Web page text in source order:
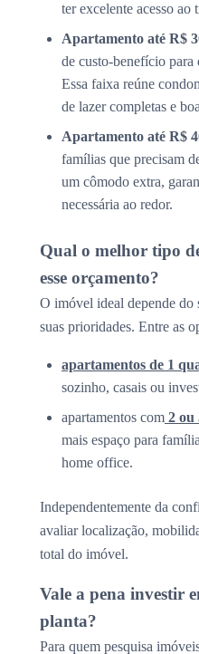
ter excelente acesso ao
Apartamento até R$
de custo-benefício para
Essa faixa reúne
de lazer completas e
Apartamento até R$
famílias que precisam
um cômodo extra,
necessária ao redor.
Qual o melhor tipo
esse orçamento?
O imóvel ideal depende do
suas prioridades. Entre as
apartamentos de 1
sozinho, casais ou
apartamentos com 2 ou
mais espaço para
home office.
Independentemente da
avaliar localização,
total do imóvel.
Vale a pena investir
planta?
Para quem pesquisa